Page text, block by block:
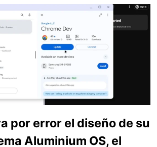
por error el diseño de su
Aluminium OS, el